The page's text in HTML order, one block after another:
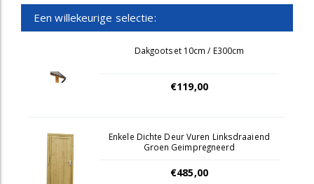
Een willekeurige selectie:
Dakgootset 10cm / E300cm
€119,00
Enkele Dichte Deur Vuren Linksdraaiend
Groen Geimpregneerd
€485,00